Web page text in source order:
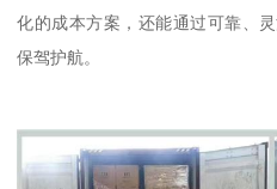
化的成本方案，还能通过可靠、
保驾护航。